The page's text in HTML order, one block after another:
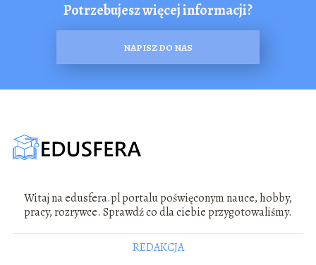
Potrzebujesz więcej informacji?
NAPISZ DO NAS
Witaj na edusfera.pl portalu poświęconym nauce, hobby,
pracy, rozrywce. Sprawdź co dla ciebie przygotowaliśmy.
REDAKCJA